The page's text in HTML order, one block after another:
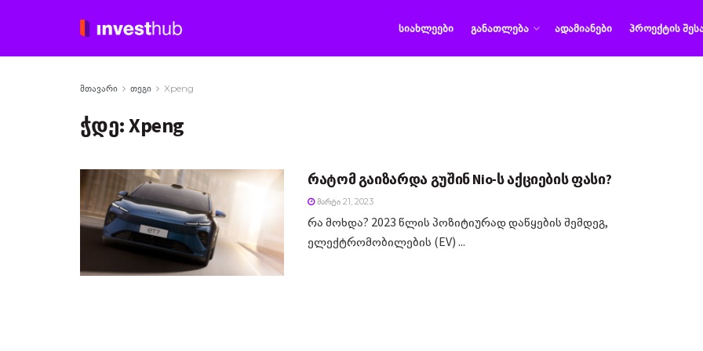
ᲡᲘᲐᲮᲚᲔᲔᲑᲘ ᲒᲐᲜᲐᲗᲚᲔᲑᲐ ᲐᲓᲐᲛᲘᲐᲜᲔᲑᲘ ᲞᲠᲝᲔᲥᲢᲘᲡ
მთავარი თეგი Xpeng
ჭდე:Xpeng
რატომ გაიზარდა გუშინ Nio-ს აქციების ფასი?
ᲛᲐᲠᲢᲘ 21, 2023
რა მოხდა? 2023 წლის პოზიტიურად დაწყების შემდეგ,
ელექტრომობილების (EV) ...